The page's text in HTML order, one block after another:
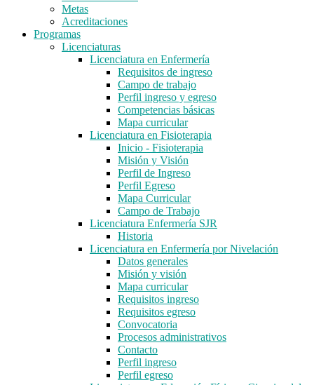
Metas
Acreditaciones
Programas
Licenciaturas
Licenciatura en Enfermería
Requisitos de ingreso
Campo de trabajo
Perfil ingreso y egreso
Competencias básicas
Mapa curricular
Licenciatura en Fisioterapia
Inicio - Fisioterapia
Misión y Visión
Perfil de Ingreso
Perfil Egreso
Mapa Curricular
Campo de Trabajo
Licenciatura Enfermería SJR
Historia
Licenciatura en Enfermería por Nivelación
Datos generales
Misión y visión
Mapa curricular
Requisitos ingreso
Requisitos egreso
Convocatoria
Procesos administrativos
Contacto
Perfil ingreso
Perfil egreso